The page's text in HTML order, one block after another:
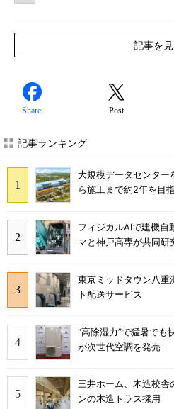
記事を
Share Post
記事ランキング
大規模データセンタ
ら施工まで約2年を目
フィジカルAIで建機
マと神戸高専が共同研
東京ミッドタウン八重
ト配送サービス
“高除湿力”で猛暑で
が次世代空調を発売
三井ホーム、木造校
ンの木造トラス採用